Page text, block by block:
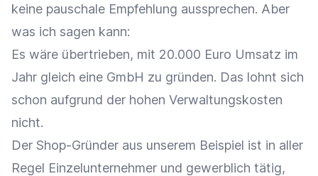
keine pauschale Empfehlung aussprechen. Aber
was ich sagen kann:
Es wäre übertrieben, mit 20.000 Euro Umsatz im
Jahr gleich eine GmbH zu gründen. Das lohnt sich
schon aufgrund der hohen Verwaltungskosten
nicht.
Der Shop-Gründer aus unserem Beispiel ist in aller
Regel Einzelunternehmer und gewerblich tätig,